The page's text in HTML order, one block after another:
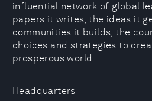
Headquarters
influential network of global
papers it writes, the ideas it
communities it builds, the
choices and strategies to
prosperous world.